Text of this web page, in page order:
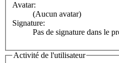
Avatar:
(Aucun avatar)
Signature:
Pas de signature dans le
Activité de l'utilisateur